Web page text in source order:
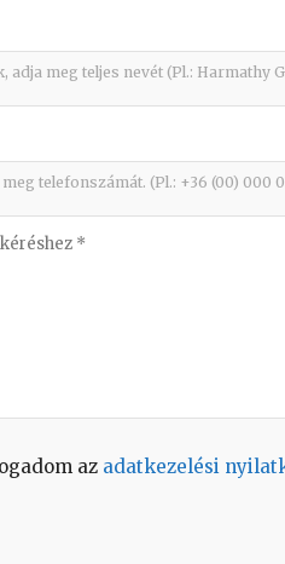
adja meg teljes nevét (Pl.: Harmathy
telefonszámát. (Pl.: +36 (00) 000
az adatkezelési